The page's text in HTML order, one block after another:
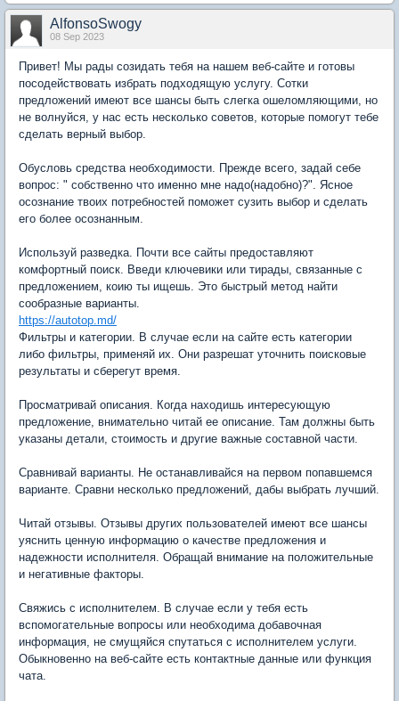
AlfonsoSwogy
08 Sep 2023
Привет! Мы рады созидать тебя на нашем веб-сайте и готовы
посодействовать избрать подходящую услугу. Сотки
предложений имеют все шансы быть слегка ошеломляющими, но
не волнуйся, у нас есть несколько советов, которые помогут тебе
сделать верный выбор.
Обусловь средства необходимости. Прежде всего, задай себе
вопрос: " собственно что именно мне надо(надобно)?". Ясное
осознание твоих потребностей поможет сузить выбор и сделать
его более осознанным.
Используй разведка. Почти все сайты предоставляют
комфортный поиск. Введи ключевики или тирады, связанные с
предложением, коию ты ищешь. Это быстрый метод найти
сообразные варианты.
https://autotop.md/
Фильтры и категории. В случае если на сайте есть категории
либо фильтры, применяй их. Они разрешат уточнить поисковые
результаты и сберегут время.
Просматривай описания. Когда находишь интересующую
предложение, внимательно читай ее описание. Там должны быть
указаны детали, стоимость и другие важные составной части.
Сравнивай варианты. Не останавливайся на первом попавшемся
варианте. Сравни несколько предложений, дабы выбрать лучший.
Читай отзывы. Отзывы других пользователей имеют все шансы
уяснить ценную информацию о качестве предложения и
надежности исполнителя. Обращай внимание на положительные
и негативные факторы.
Свяжись с исполнителем. В случае если у тебя есть
вспомогательные вопросы или необходима добавочная
информация, не смущяйся спутаться с исполнителем услуги.
Обыкновенно на веб-сайте есть контактные данные или функция
чата.